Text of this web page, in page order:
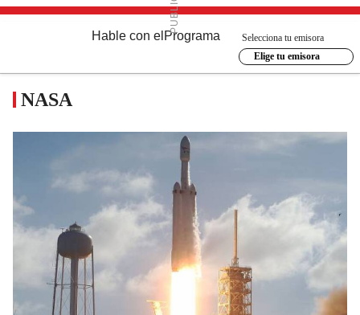
Hable con el Programa
Selecciona tu emisora
Elige tu emisora
NASA